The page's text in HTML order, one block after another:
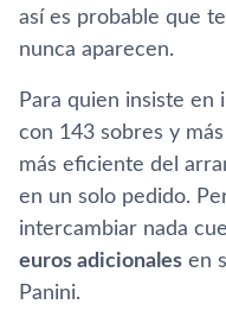
así es probable que
nunca aparecen.
Para quien insiste en
con 143 sobres y
más eficiente del
en un solo pedido.
intercambiar nada
euros adicionales en
Panini.